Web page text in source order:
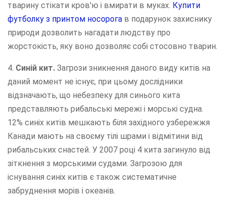
тварину стікати кров'ю і вмирати в муках. Купити
футболку з принтом носорога в подарунок захиснику
природи дозволить нагадати людству про
жорстокість, яку воно дозволяє собі стосовно тварин.
4. Синій кит. Загрози зникнення даного виду китів на
даний момент не існує, при цьому дослідники
відзначають, що небезпеку для синього кита
представляють рибальські мережі і морські судна.
12% синіх китів мешкають біля західного узбережжя
Канади мають на своєму тілі шрами і відмітини від
рибальських снастей. У 2007 році 4 кита загинуло від
зіткнення з морськими судами. Загрозою для
існування синіх китів є також систематичне
забруднення морів і океанів.